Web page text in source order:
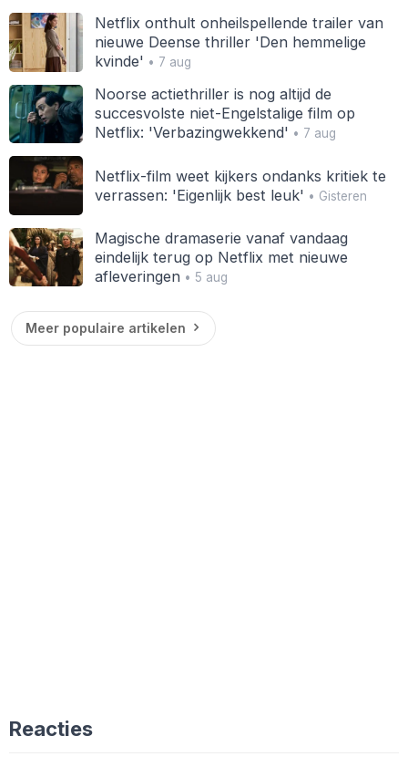
Netflix onthult onheilspellende trailer van
nieuwe Deense thriller 'Den hemmelige
kvinde' • 7 aug
Noorse actiethriller is nog altijd de
succesvolste niet-Engelstalige film op
Netflix: 'Verbazingwekkend' • 7 aug
Netflix-film weet kijkers ondanks kritiek te
verrassen: 'Eigenlijk best leuk' • Gisteren
Magische dramaserie vanaf vandaag
eindelijk terug op Netflix met nieuwe
afleveringen• 5 aug
Meer populaire artikelen
Reacties